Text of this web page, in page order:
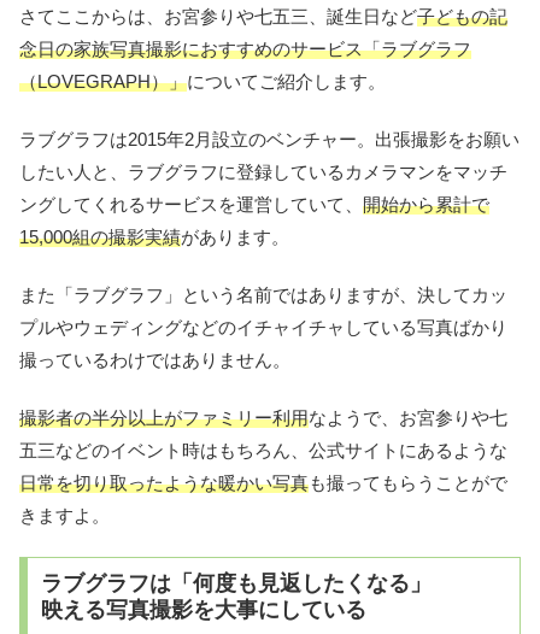
さてここからは、お宮参りや七五三、誕生日など子どもの記
念日の家族写真撮影におすすめのサービス「ラブグラフ
（LOVEGRAPH）」についてご紹介します。
ラブグラフは2015年2月設立のベンチャー。出張撮影をお願い
したい人と、ラブグラフに登録しているカメラマンをマッチ
ングしてくれるサービスを運営していて、 開始から累計で
15,000組の撮影実績があります。
また「ラブグラフ」という名前ではありますが、決してカッ
プルやウェディングなどのイチャイチャしている写真ばかり
撮っているわけではありません。
撮影者の半分以上がファミリー利用なようで、お宮参りや七
五三などのイベント時はもちろん、公式サイトにあるような
日常を切り取ったような暖かい写真も撮ってもらうことがで
きますよ。
ラブグラフは「何度も見返したくなる」
映える写真撮影を大事にしている